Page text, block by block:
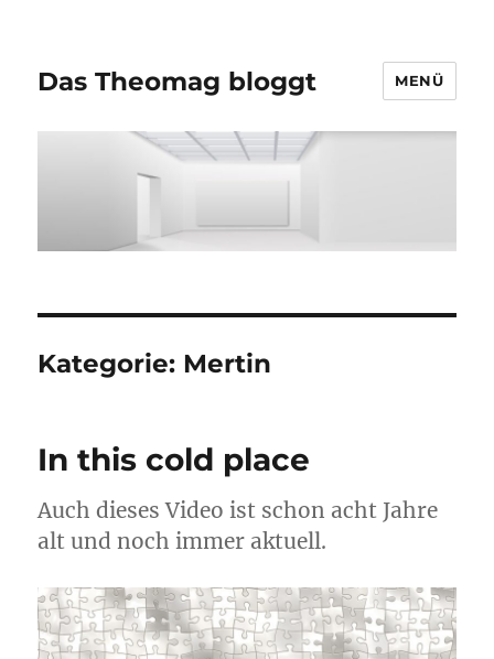
Das Theomag bloggt MENÜ
Kategorie: Mertin
In this cold place
Auch dieses Video ist schon acht Jahre
alt und noch immer aktuell.